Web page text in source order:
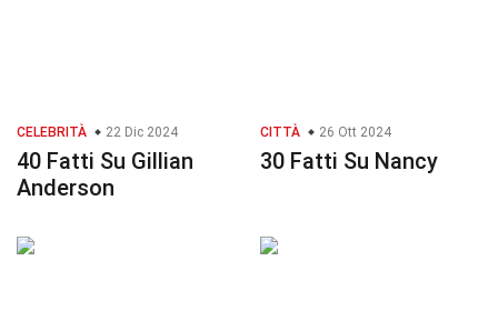
CELEBRITÀ 22 Dic 2024
40 Fatti Su Gillian
Anderson
CITTÀ 26 Ott 2024
30 Fatti Su Nancy